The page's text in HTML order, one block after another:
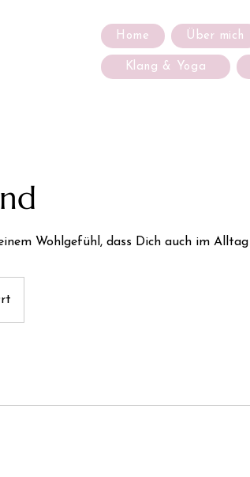
Home Über mich
Klang & Yoga
Wohlgefühl, dass Dich auch im